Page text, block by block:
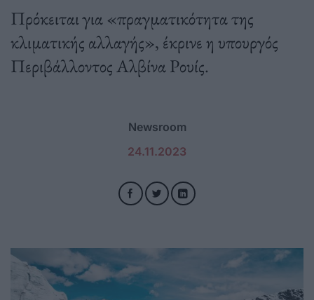
Πρόκειται για «πραγματικότητα της
κλιματικής αλλαγής», έκρινε η υπουργός
Περιβάλλοντος Αλβίνα Ρουίς.
Newsroom
24.11.2023